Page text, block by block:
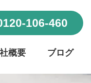
106-460
概要 ブログ